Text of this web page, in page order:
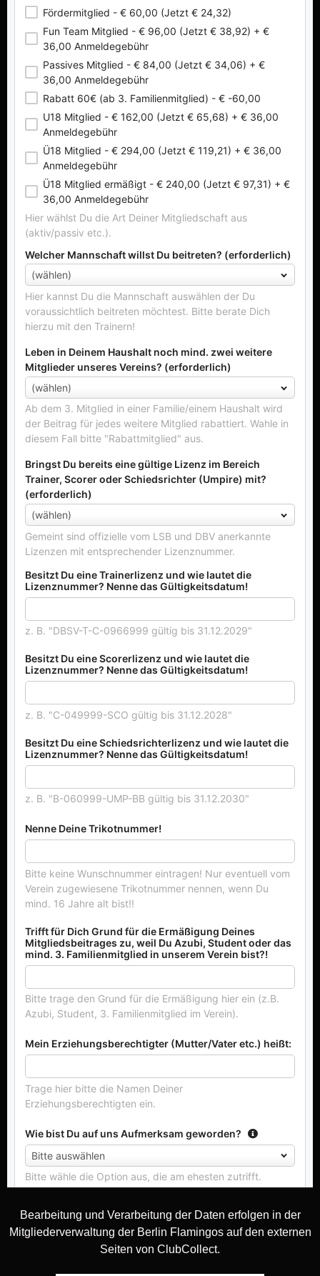
Bearbeitung und Verarbeitung der Daten erfolgen in der
Mitgliederverwaltung der Berlin Flamingos auf den externen
Seiten von ClubCollect.